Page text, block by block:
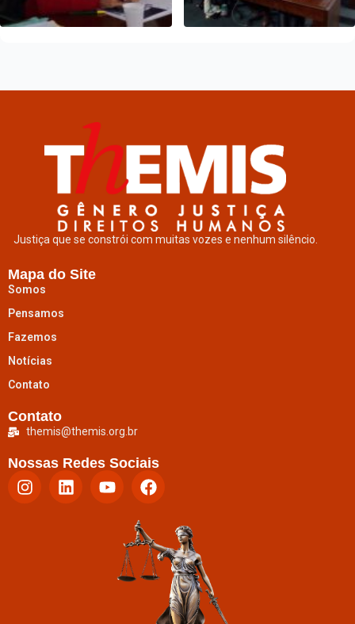
Justiça que se constrói com muitas vozes e nenhum silêncio.
Mapa do Site
Somos
Pensamos
Fazemos
Notícias
Contato
Contato
themis@themis.org.br
Nossas Redes Sociais